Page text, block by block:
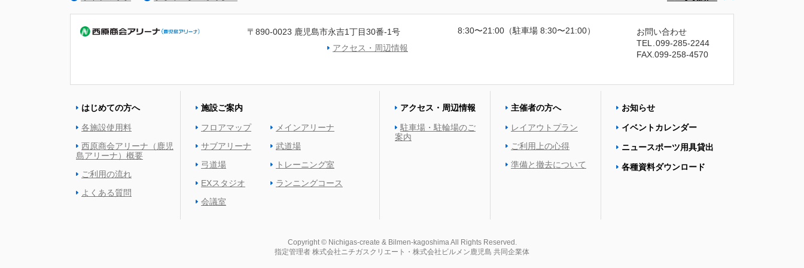
〒890-0023 鹿児島市永吉1丁目30番-1号
アクセス・周辺情報
8:30〜21:00（駐車場 8:30〜21:00）
お問い合わせ
TEL
099-285-2244
FAX.099-258-4570
はじめての方へ
各施設使用料
西原商会アリーナ（鹿児
島アリーナ）概要
ご利用の流れ
よくある質問
施設ご案内
フロアマップ
サブアリーナ
弓道場
EXスタジオ
会議室
メインアリーナ
武道場
トレーニング室
ランニングコース
アクセス・周辺情報
駐車場・駐輪場のご
案内
主催者の方へ
レイアウトプラン
ご利用上の心得
準備と撤去について
お知らせ
イベントカレンダー
ニュースポーツ用具貸出
各種資料ダウンロード
Copyright © Nichigas-create & Bilmen-kagoshima All Rights Reserved.
指定管理者 株式会社ニチガスクリエート・株式会社ビルメン鹿児島 共同企業体